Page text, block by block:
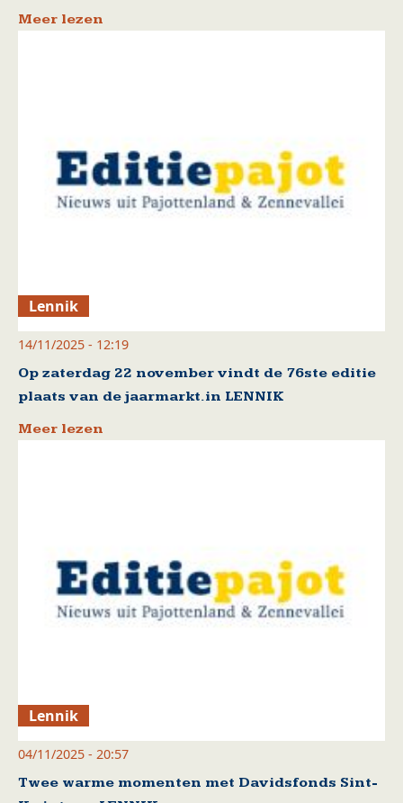
Meer lezen
Lennik
14/11/2025 - 12:19
Op zaterdag 22 november vindt de 76ste editie
plaats van de jaarmarkt.in LENNIK
Meer lezen
Lennik
04/11/2025 - 20:57
Twee warme momenten met Davidsfonds Sint-